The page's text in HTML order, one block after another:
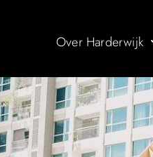
Over Harderwijk